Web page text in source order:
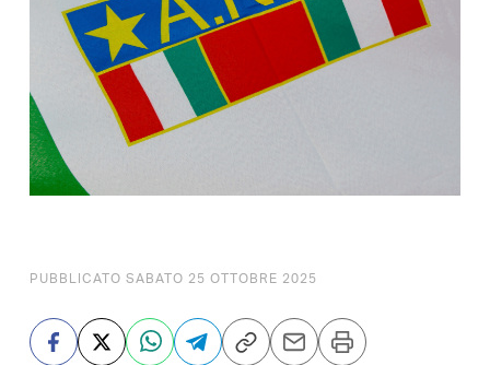
PUBBLICATO SABATO 25 OTTOBRE 2025